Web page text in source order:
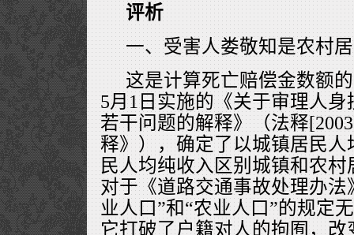
评析
一、受害人娄敬知是农村
这是计算死亡赔偿金数额
5月1日实施的《关于审理人
若干问题的解释》（法释
释》），确定了以城镇居民
民人均纯收入区别城镇和农
对于《道路交通事故处理办法
业人口”和“农业人口”的规定
它打破了户籍对人的拘囿，